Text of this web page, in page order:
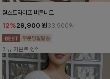
월스트라이프 버튼니트
12%29,900 원33,900원
리뷰 카운트 영역